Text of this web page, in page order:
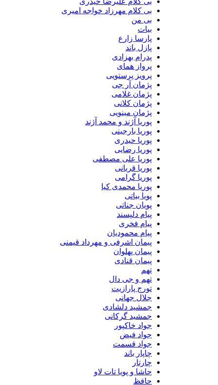
بی کلام مهرزاد خواجه امیری
بی من
بیات
پارسا زارع
پازل باند
پدرام بهزادی
پرواز همای
پرویز پرستویی
پژمان آر جی
پژمان غلامی
پژمان کلانی
پژمان مینویی
پوریا آژند و محمد آژند
پوریا بارجینی
پوریا حیدری
پوریا رضایی
پوریا علی مصطفی
پوریا قربانی
پوریا گرامی
پوریا محمدی کیا
پویا بیاتی
پویان جناتی
پیام دلپسند
پیام فخری
پیام محمودیان
پیمان اشرفی و مهرداد قیمنی
پیمان پهلوان
پیمان قنادی
تهم
تهم و جی دال
تورج پارازیت
جلال جهانی
جمشید دلشادی
جمشید گرکانی
جواد خاکپور
جواد فیض
جواد قسمت
چاپار باند
چارتار
حاشا و پویا تات لاو
حافظ